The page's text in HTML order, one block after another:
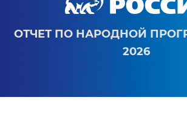
ОТЧЕТ ПО НАРОДНОЙ
2026